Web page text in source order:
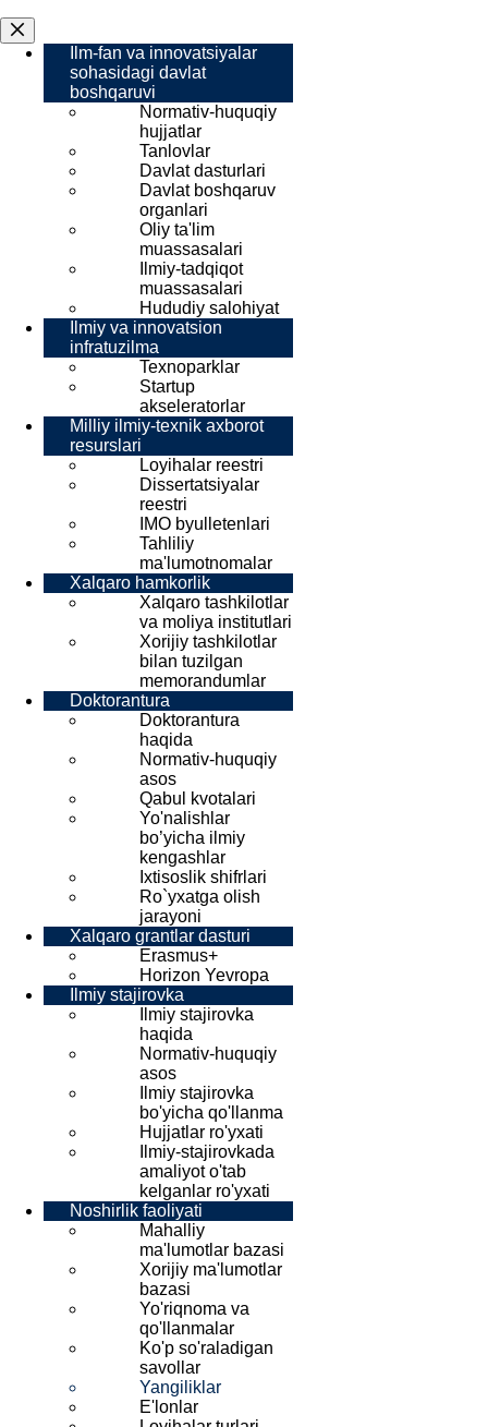
Ilm-fan va innovatsiyalar
sohasidagi davlat
boshqaruvi
Normativ-huquqiy
hujjatlar
Tanlovlar
Davlat dasturlari
Davlat boshqaruv
organlari
Oliy ta'lim
muassasalari
Ilmiy-tadqiqot
muassasalari
Hududiy salohiyat
Ilmiy va innovatsion
infratuzilma
Texnoparklar
Startup
akseleratorlar
Milliy ilmiy-texnik axborot
resurslari
Loyihalar reestri
Dissertatsiyalar
reestri
IMO byulletenlari
Tahliliy
ma'lumotnomalar
Xalqaro hamkorlik
Xalqaro tashkilotlar
va moliya institutlari
Xorijiy tashkilotlar
bilan tuzilgan
memorandumlar
Doktorantura
Doktorantura
haqida
Normativ-huquqiy
asos
Qabul kvotalari
Yo'nalishlar
bo’yicha ilmiy
kengashlar
Ixtisoslik shifrlari
Ro`yxatga olish
jarayoni
Xalqaro grantlar dasturi
Erasmus+
Horizon Yevropa
Ilmiy stajirovka
Ilmiy stajirovka
haqida
Normativ-huquqiy
asos
Ilmiy stajirovka
bo'yicha qo'llanma
Hujjatlar ro'yxati
Ilmiy-stajirovkada
amaliyot o'tab
kelganlar ro'yxati
Noshirlik faoliyati
Mahalliy
ma'lumotlar bazasi
Xorijiy ma'lumotlar
bazasi
Yo'riqnoma va
qo'llanmalar
Ko'p so'raladigan
savollar
Yangiliklar
E'lonlar